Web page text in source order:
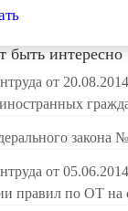
быть интересно
от
закона
от
правил по ОТ на